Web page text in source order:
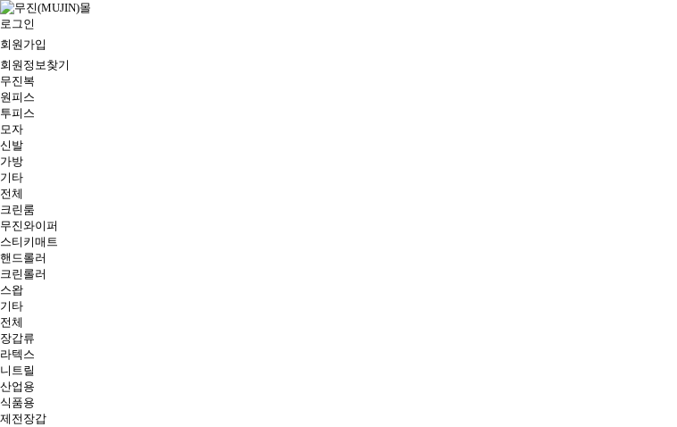
로그인
회원가입
회원정보찾기
무진복
원피스
투피스
모자
신발
가방
기타
전체
크린룸
무진와이퍼
스티키매트
핸드롤러
크린롤러
스왑
기타
전체
장갑류
라텍스
니트릴
산업용
식품용
제전장갑